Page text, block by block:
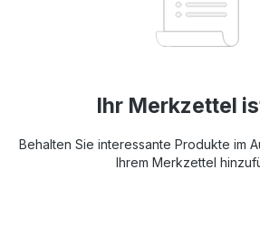
Ihr Merkzettel
Behalten Sie interessante Produkte im
Ihrem Merkzettel